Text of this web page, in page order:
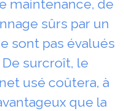
maintenance, de
sûrs par un
sont pas évalués
surcroît, le
usé coûtera, à
que la